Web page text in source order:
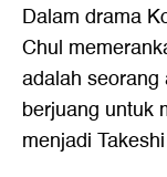
Dalam drama
Chul
adalah
berjuang untuk
menjadi